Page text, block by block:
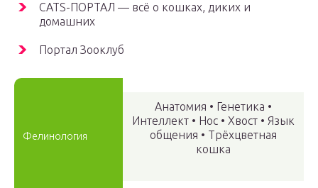
CATS-ПОРТАЛ — всё о кошках, диких и
домашних
Портал Зооклуб
Фелинология
Анатомия • Генетика •
Интеллект • Нос • Хвост • Язык
общения • Трёхцветная
кошка